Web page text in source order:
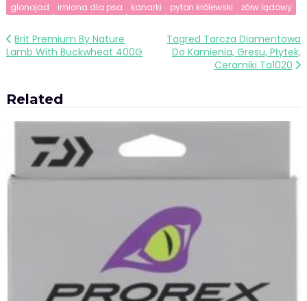
glonojad
imiona dla psa kanarki pyton królewski żółw lądowy
Nawigacja
wpisu
Brit Premium By Nature
Lamb With Buckwheat 400G
Tagred Tarcza Diamentowa
Do Kamienia, Gresu, Płytek,
Ceramiki Ta1020
Related